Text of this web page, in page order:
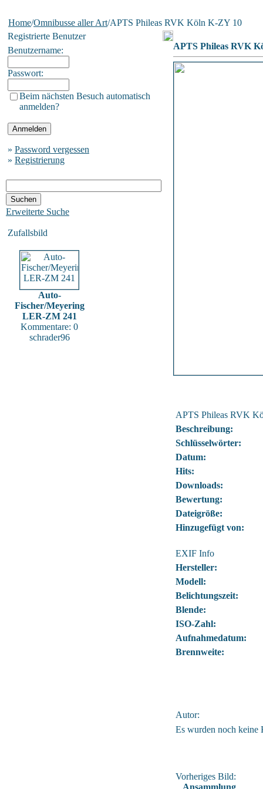
Home/Omnibusse aller Art/APTS Phileas RVK Köln K-ZY 10
Registrierte Benutzer
Benutzername:
Passwort:
Beim nächsten Besuch automatisch
anmelden?
» Password vergessen
» Registrierung
Erweiterte Suche
Zufallsbild
Auto-
Fischer/Meyering
LER-ZM 241
Kommentare: 0
schrader96
APTS Phileas RVK
APTS Phileas RVK
Beschreibung:
Schlüsselwörter:
Datum:
Hits:
Downloads:
Bewertung:
Dateigröße:
Hinzugefügt von:
EXIF Info
Hersteller:
Modell:
Belichtungszeit:
Blende:
ISO-Zahl:
Aufnahmedatum:
Brennweite:
Autor:
Es wurden noch keine
Vorheriges Bild:
Ansammlung